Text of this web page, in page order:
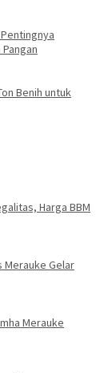
Benih untuk
Harga BBM
Merauke Gelar
Merauke